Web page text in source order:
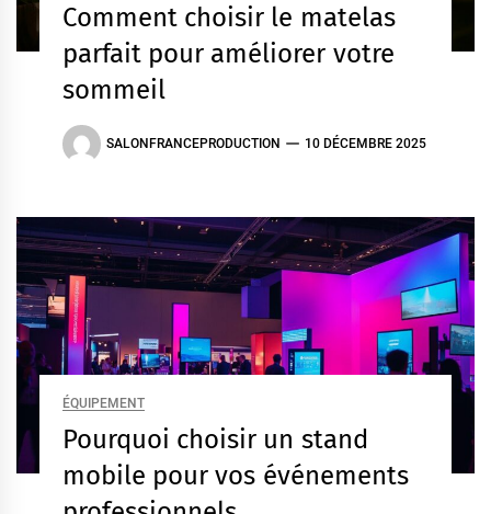
Comment choisir le matelas
parfait pour améliorer votre
sommeil
SALONFRANCEPRODUCTION 10 DÉCEMBRE 2025
ÉQUIPEMENT
Pourquoi choisir un stand
mobile pour vos événements